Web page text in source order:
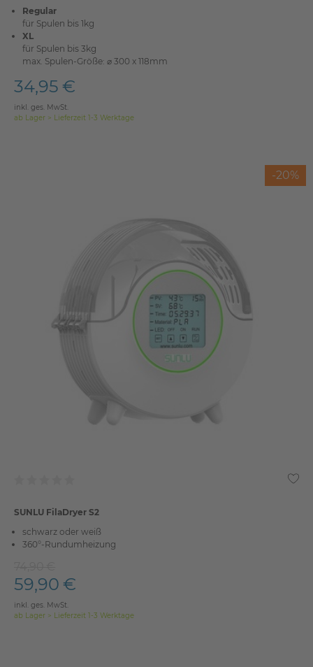
Regular
für Spulen bis 1kg
XL
für Spulen bis 3kg
max. Spulen-Größe: ⌀ 300 x 118mm
34,95 €
inkl. ges. MwSt.
ab Lager > Lieferzeit 1-3 Werktage
-20%
SUNLU FilaDryer S2
schwarz oder weiß
360°-Rundumheizung
59,90 €
inkl. ges. MwSt.
ab Lager > Lieferzeit 1-3 Werktage